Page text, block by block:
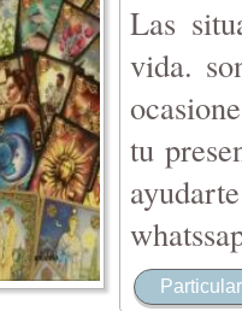
Las
vida.
tu
Particular